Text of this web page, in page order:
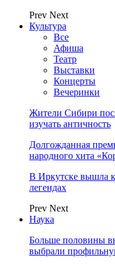
Prev Next
Культура
Все
Афиша
Театр
Выставки
Концерты
Вечеринки
Жители Сибири
изучать античность
Долгожданная
народного хита
В Иркутске вышла
легендах
Prev Next
Наука
Больше половины
выбрали